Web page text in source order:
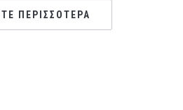
ΠΕΡΙΣΣΟΤΕΡΑ